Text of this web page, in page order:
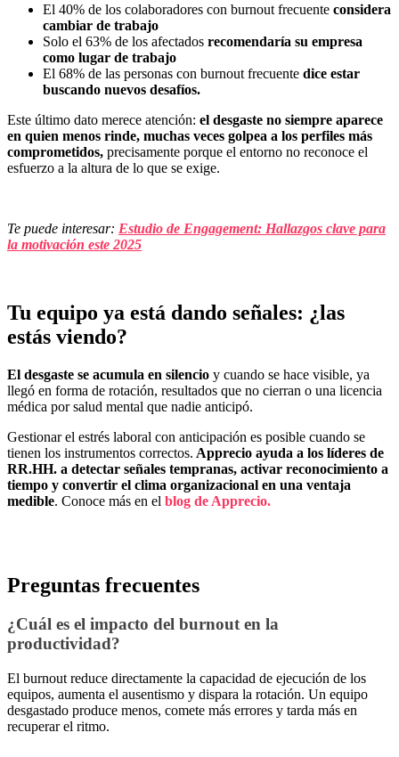
El 40% de los colaboradores con burnout frecuente considera
cambiar de trabajo
Solo el 63% de los afectados recomendaría su empresa
como lugar de trabajo
El 68% de las personas con burnout frecuente dice estar
buscando nuevos desafíos.
Este último dato merece atención: el desgaste no siempre aparece
en quien menos rinde, muchas veces golpea a los perfiles más
comprometidos, precisamente porque el entorno no reconoce el
esfuerzo a la altura de lo que se exige.
Te puede interesar: Estudio de Engagement: Hallazgos clave para
la motivación este 2025
Tu equipo ya está dando señales: ¿las
estás viendo?
El desgaste se acumula en silencio y cuando se hace visible, ya
llegó en forma de rotación, resultados que no cierran o una licencia
médica por salud mental que nadie anticipó.
Gestionar el estrés laboral con anticipación es posible cuando se
tienen los instrumentos correctos. Apprecio ayuda a los líderes de
RR.HH. a detectar señales tempranas, activar reconocimiento a
tiempo y convertir el clima organizacional en una ventaja
medible. Conoce más en el blog de Apprecio.
Preguntas frecuentes
¿Cuál es el impacto del burnout en la
productividad?
El burnout reduce directamente la capacidad de ejecución de los
equipos, aumenta el ausentismo y dispara la rotación. Un equipo
desgastado produce menos, comete más errores y tarda más en
recuperar el ritmo.